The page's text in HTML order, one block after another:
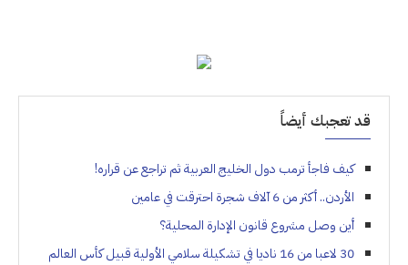
قد تعجبك أيضاً
كيف فاجأ ترمب دول الخليج العربية ثم تراجع عن قراره!
الأردن.. أكثر من 6 آلاف شجرة احترقت في عامين
أين وصل مشروع قانون الإدارة المحلية؟
30 لاعبا من 16 ناديا في تشكيلة سلامي الأولية قبيل كأس العالم